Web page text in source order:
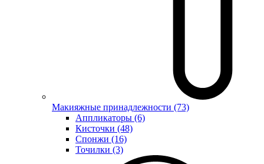
Макияжные принадлежности (73)
Аппликаторы (6)
Кисточки (48)
Спонжи (16)
Точилки (3)